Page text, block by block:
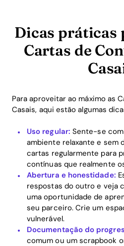
Dicas práticas
Cartas de
Para aproveitar ao máximo as
Casais, aqui estão algumas
Uso regular: Sente-se
ambiente relaxante e sem
cartas regularmente para
contínuas que realmente
Abertura e honestidade:
respostas do outro e veja
uma oportunidade de
seu parceiro. Crie um
vulnerável.
Documentação do
comum ou um scrapbook